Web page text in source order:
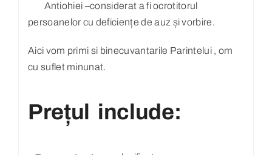
Antiohiei –considerat a fi ocrotitorul
persoanelor cu deficiențe de auz și vorbire.
Aici vom primi si binecuvantarile Parintelui , om
cu suflet minunat.
Prețul include: